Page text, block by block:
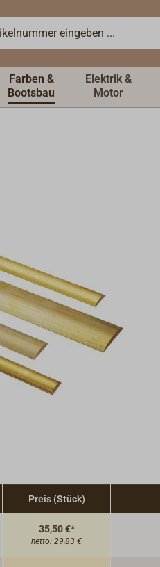
Farben &
Bootsbau
Elektrik &
Motor
Preis (Stück)
35,50 €*
netto: 29,83 €